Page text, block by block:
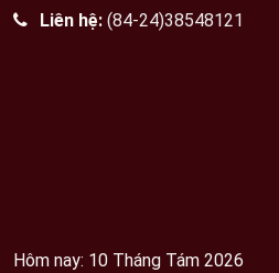
Liên hệ: (84-24)38548121
Hôm nay: 10 Tháng Tám 2026